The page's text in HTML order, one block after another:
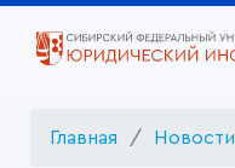
Главная Новости